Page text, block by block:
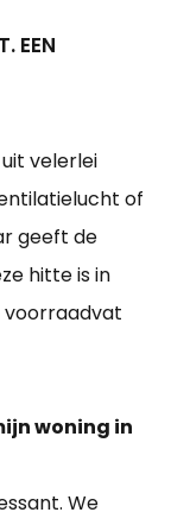
EEN
velerlei
of
geeft de
hitte is in
woning in
We